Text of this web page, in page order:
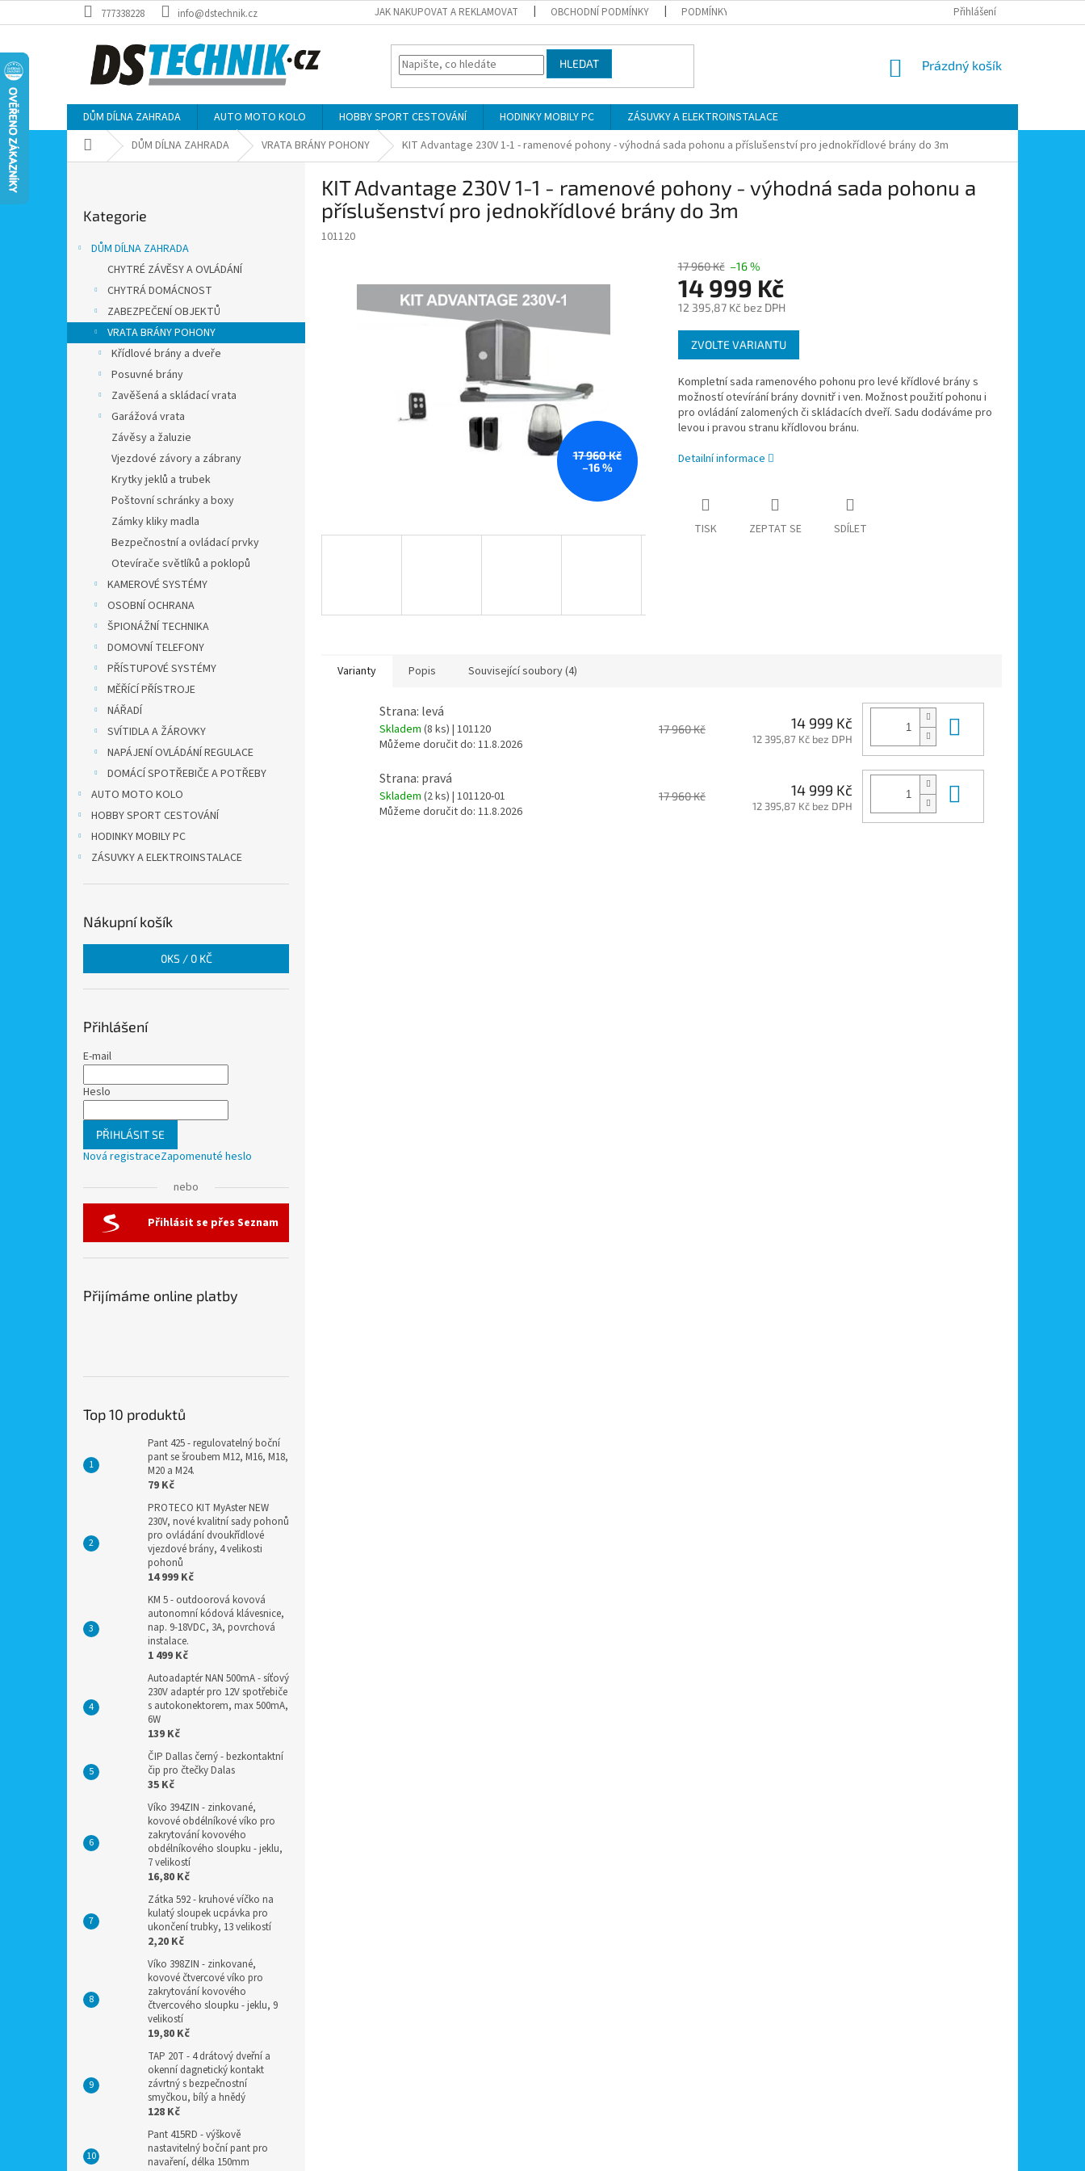
na
777338228 info@dstechnik.cz JAK NAKUPOVAT A REKLAMOVAT OBCHODNÍ PODMÍNKY PODMÍNKY OCHRANY OSOBNÍCH ÚDAJŮ MOJE OBJEDNÁVKA
Přihlášení
HLEDAT
NÁKUPNÍ
Prázdný košík
DŮM DÍLNA ZAHRADA AUTO MOTO KOLO HOBBY SPORT CESTOVÁNÍ HODINKY MOBILY PC
ZÁSUVKY A ELEKTROINSTALACE
Domů DŮM DÍLNA ZAHRADA VRATA BRÁNY POHONY KIT Advantage 230V 1-1 - ramenové pohony - výhodná sada pohonu a příslušenství pro jednokřídlové brány do 3m
a
kategorie
Kategorie
DŮM DÍLNA ZAHRADA
CHYTRÉ ZÁVĚSY A OVLÁDÁNÍ
CHYTRÁ DOMÁCNOST
ZABEZPEČENÍ OBJEKTŮ
VRATA BRÁNY POHONY
Křídlové brány a dveře
Posuvné brány
Zavěšená a skládací vrata
Garážová vrata
Závěsy a žaluzie
Vjezdové závory a zábrany
Krytky jeklů a trubek
Poštovní schránky a boxy
Zámky kliky madla
Bezpečnostní a ovládací prvky
Otevírače světlíků a poklopů
KAMEROVÉ SYSTÉMY
OSOBNÍ OCHRANA
ŠPIONÁŽNÍ TECHNIKA
DOMOVNÍ TELEFONY
PŘÍSTUPOVÉ SYSTÉMY
MĚŘÍCÍ PŘÍSTROJE
NÁŘADÍ
SVÍTIDLA A ŽÁROVKY
NAPÁJENÍ OVLÁDÁNÍ REGULACE
DOMÁCÍ SPOTŘEBIČE A POTŘEBY
AUTO MOTO KOLO
HOBBY SPORT CESTOVÁNÍ
HODINKY MOBILY PC
ZÁSUVKY A ELEKTROINSTALACE
Nákupní košík
0KS / 0 KČ
Přihlášení
E-mail
Heslo
PŘIHLÁSIT SE
Nová registraceZapomenuté heslo
nebo
Přihlásit se přes Seznam
Přijímáme online platby
Top 10 produktů
Pant 425 - regulovatelný boční
pant se šroubem M12, M16, M18,
M20 a M24.
79 Kč
PROTECO KIT MyAster NEW
230V, nové kvalitní sady pohonů
pro ovládání dvoukřídlové
vjezdové brány, 4 velikosti
pohonů
14 999 Kč
KM 5 - outdoorová kovová
autonomní kódová klávesnice,
nap. 9-18VDC, 3A, povrchová
instalace.
1 499 Kč
Autoadaptér NAN 500mA - síťový
230V adaptér pro 12V spotřebiče
s autokonektorem, max 500mA,
6W
139 Kč
ČIP Dallas černý - bezkontaktní
čip pro čtečky Dalas
35 Kč
Víko 394ZIN - zinkované,
kovové obdélníkové víko pro
zakrytování kovového
obdélníkového sloupku - jeklu,
7 velikostí
16,80 Kč
Zátka 592 - kruhové víčko na
kulatý sloupek ucpávka pro
ukončení trubky, 13 velikostí
2,20 Kč
Víko 398ZIN - zinkované,
kovové čtvercové víko pro
zakrytování kovového
čtvercového sloupku - jeklu, 9
velikostí
19,80 Kč
TAP 20T - 4 drátový dveřní a
okenní dagnetický kontakt
závrtný s bezpečnostní
smyčkou, bílý a hnědý
128 Kč
Pant 415RD - výškově
nastavitelný boční pant pro
navaření, délka 150mm
KIT Advantage 230V 1-1 - ramenové pohony - výhodná sada pohonu a
příslušenství pro jednokřídlové brány do 3m
101120
17 960 Kč
–16 %
17 960 Kč –16 %
14 999 Kč
12 395,87 Kč bez DPH
Měrná
cena:
ZVOLTE VARIANTU
Kompletní sada ramenového pohonu pro levé křídlové brány s
možností otevírání brány dovnitř i ven. Možnost použití pohonu i
pro ovládání zalomených či skládacích dveří. Sadu dodáváme pro
levou i pravou stranu křídlovou bránu.
Detailní informace
TISK ZEPTAT SE SDÍLET
Varianty Popis Související soubory (4)
Strana: levá
Skladem (8 ks) | 101120
Můžeme doručit do: 11.8.2026
17 960 Kč 14 999 Kč
12 395,87 Kč bez DPH
Strana: pravá
Skladem (2 ks) | 101120-01
Můžeme doručit do: 11.8.2026
17 960 Kč 14 999 Kč
12 395,87 Kč bez DPH